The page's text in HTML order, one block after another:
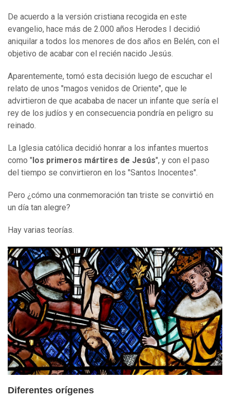
De acuerdo a la versión cristiana recogida en este
evangelio, hace más de 2.000 años Herodes I decidió
aniquilar a todos los menores de dos años en Belén, con el
objetivo de acabar con el recién nacido Jesús.
Aparentemente, tomó esta decisión luego de escuchar el
relato de unos "magos venidos de Oriente", que le
advirtieron de que acababa de nacer un infante que sería el
rey de los judíos y en consecuencia pondría en peligro su
reinado.
La Iglesia católica decidió honrar a los infantes muertos
como " los primeros mártires de Jesús", y con el paso
del tiempo se convirtieron en los "Santos Inocentes".
Pero ¿cómo una conmemoración tan triste se convirtió en
un día tan alegre?
Hay varias teorías.
Diferentes orígenes